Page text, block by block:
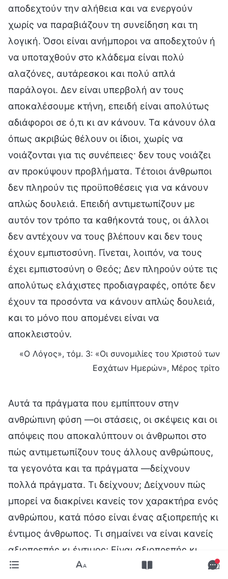
αποδεχτούν την αλήθεια και να ενεργούν
χωρίς να παραβιάζουν τη συνείδηση και τη
λογική. Όσοι είναι ανήμποροι να αποδεχτούν ή
να υποταχθούν στο κλάδεμα είναι πολύ
αλαζόνες, αυτάρεσκοι και πολύ απλά
παράλογοι. Δεν είναι υπερβολή αν τους
αποκαλέσουμε κτήνη, επειδή είναι απολύτως
αδιάφοροι σε ό,τι κι αν κάνουν. Τα κάνουν όλα
όπως ακριβώς θέλουν οι ίδιοι, χωρίς να
νοιάζονται για τις συνέπειες· δεν τους νοιάζει
αν προκύψουν προβλήματα. Τέτοιοι άνθρωποι
δεν πληρούν τις προϋποθέσεις για να κάνουν
απλώς δουλειά. Επειδή αντιμετωπίζουν με
αυτόν τον τρόπο τα καθήκοντά τους, οι άλλοι
δεν αντέχουν να τους βλέπουν και δεν τους
έχουν εμπιστοσύνη. Γίνεται, λοιπόν, να τους
έχει εμπιστοσύνη ο Θεός; Δεν πληρούν ούτε τις
απολύτως ελάχιστες προδιαγραφές, οπότε δεν
έχουν τα προσόντα να κάνουν απλώς δουλειά,
και το μόνο που απομένει είναι να
αποκλειστούν.
«Ο Λόγος», τόμ. 3: «Οι συνομιλίες του Χριστού των
Εσχάτων Ημερών», Μέρος τρίτο
Αυτά τα πράγματα που εμπίπτουν στην
ανθρώπινη φύση —οι στάσεις, οι σκέψεις και οι
απόψεις που αποκαλύπτουν οι άνθρωποι στο
πώς αντιμετωπίζουν τους άλλους ανθρώπους,
τα γεγονότα και τα πράγματα —δείχνουν
πολλά πράγματα. Τι δείχνουν; Δείχνουν πώς
μπορεί να διακρίνει κανείς τον χαρακτήρα ενός
ανθρώπου, κατά πόσο είναι ένας αξιοπρεπής κι
έντιμος άνθρωπος. Τι σημαίνει να είναι κανείς
αξιοπρεπής κι έντιμος; Είναι αξιοπρεπής κι
έντιμος όποιος είναι παραδοσιακός; Είναι